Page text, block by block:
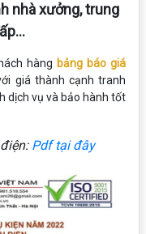
nhà xưởng, trung
hàng bảng báo giá
giá thành cạnh tranh
dịch vụ và bảo hành tốt
Pdf tại đây